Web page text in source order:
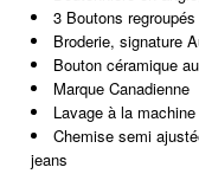
3 Boutons
Broderie, signature
Bouton céramique
Marque Canadienne
Lavage à la
Chemise semi
jeans